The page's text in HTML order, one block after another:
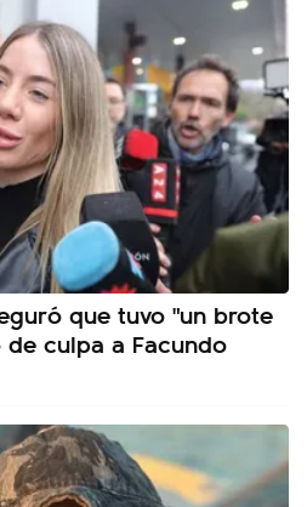
que tuvo "un brote
culpa a Facundo